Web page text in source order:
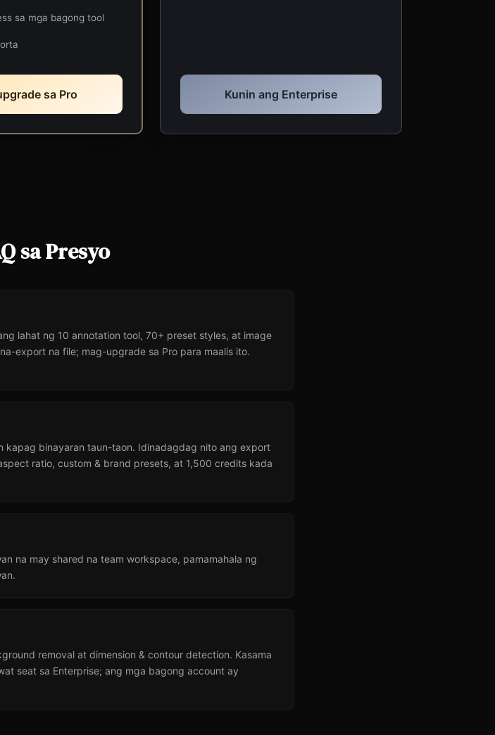
sa mga bagong tool
sa Pro Kunin ang Enterprise
sa Presyo
lahat ng 10 annotation tool, 70+ preset styles, at image
export na file; mag-upgrade sa Pro para maalis ito.
kapag binayaran taun-taon. Idinadagdag nito ang export
ratio, custom & brand presets, at 1,500 credits kada
na may shared na team workspace, pamamahala ng
removal at dimension & contour detection. Kasama
seat sa Enterprise; ang mga bagong account ay